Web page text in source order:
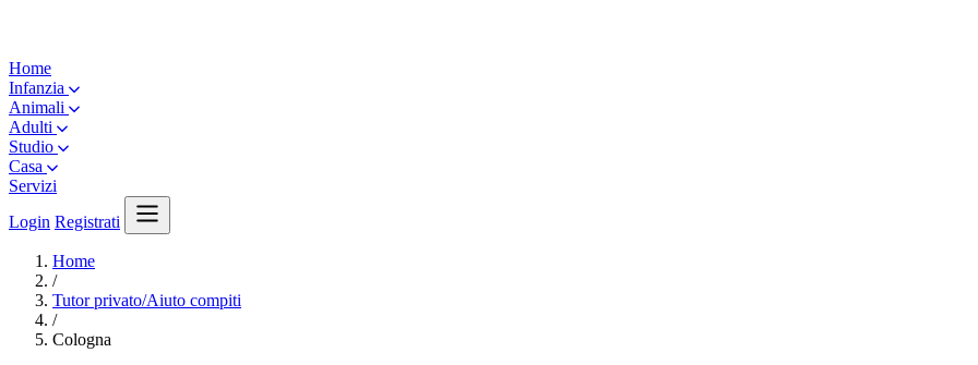
Home
Infanzia
Animali
Adulti
Studio
Casa
Servizi
Login Registrati
Home
/
Tutor privato/Aiuto compiti
/
Cologna